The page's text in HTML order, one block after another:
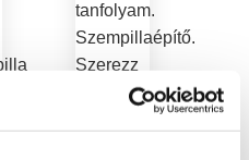
tanfolyam.
Szempillaépítő.
Szerezz
gyakorlati